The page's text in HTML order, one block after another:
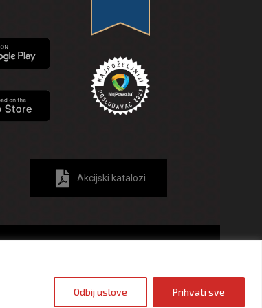
Odbij uslove Prihvati sve
Akcijski katalozi